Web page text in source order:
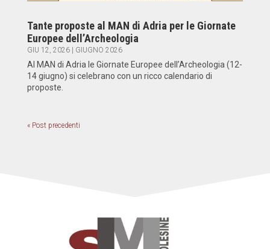
Tante proposte al MAN di Adria per le Giornate
Europee dell’Archeologia
GIU 12, 2026| GIUGNO 2026
Al MAN di Adria le Giornate Europee dell’Archeologia (12-
14 giugno) si celebrano con un ricco calendario di
proposte.
« Post precedenti